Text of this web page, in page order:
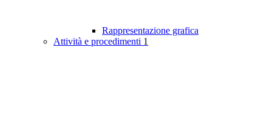
Rappresentazione grafica
Attività e procedimenti 1